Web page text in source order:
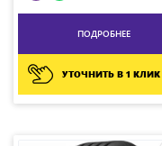
ПОДРОБНЕЕ
УТОЧНИТЬ В 1 КЛИК